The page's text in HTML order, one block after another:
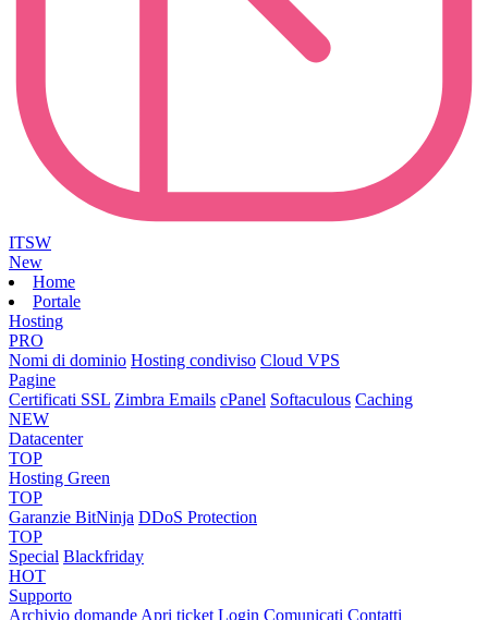
ITSW
New
Home
Portale
Hosting
PRO
Nomi di dominio Hosting condiviso Cloud VPS
Pagine
Certificati SSL Zimbra Emails cPanel Softaculous Caching
NEW
Datacenter
TOP
Hosting Green
TOP
Garanzie BitNinja DDoS Protection
TOP
Special Blackfriday
HOT
Supporto
Archivio domandeApri ticket Login Comunicati Contatti